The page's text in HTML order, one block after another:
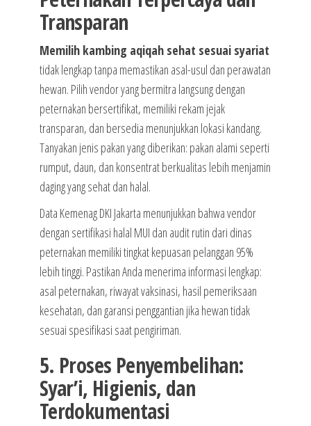
Transparan
Memilih kambing aqiqah sehat sesuai syariat
tidak lengkap tanpa memastikan asal-usul dan perawatan
hewan. Pilih vendor yang bermitra langsung dengan
peternakan bersertifikat, memiliki rekam jejak
transparan, dan bersedia menunjukkan lokasi kandang.
Tanyakan jenis pakan yang diberikan: pakan alami seperti
rumput, daun, dan konsentrat berkualitas lebih menjamin
daging yang sehat dan halal.
Data Kemenag DKI Jakarta menunjukkan bahwa vendor
dengan sertifikasi halal MUI dan audit rutin dari dinas
peternakan memiliki tingkat kepuasan pelanggan 95%
lebih tinggi. Pastikan Anda menerima informasi lengkap:
asal peternakan, riwayat vaksinasi, hasil pemeriksaan
kesehatan, dan garansi penggantian jika hewan tidak
sesuai spesifikasi saat pengiriman.
5. Proses Penyembelihan:
Syar’i, Higienis, dan
Terdokumentasi